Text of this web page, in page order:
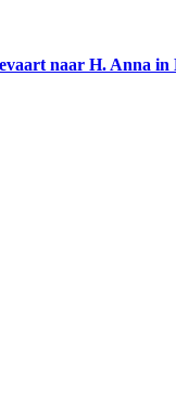
naar H. Anna in